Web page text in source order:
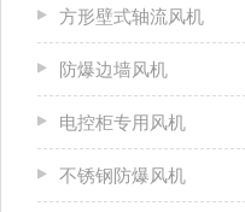
方形壁式轴流风机
防爆边墙风机
电控柜专用风机
不锈钢防爆风机